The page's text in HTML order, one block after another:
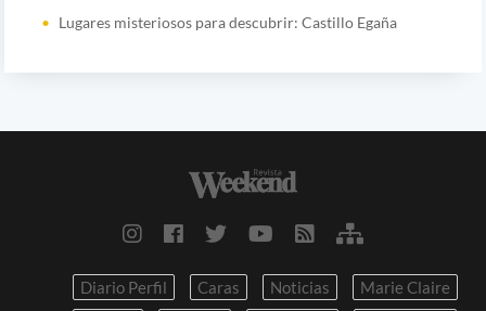
Lugares misteriosos para descubrir: Castillo Egaña
Diario Perfil Caras Noticias
Marie Claire